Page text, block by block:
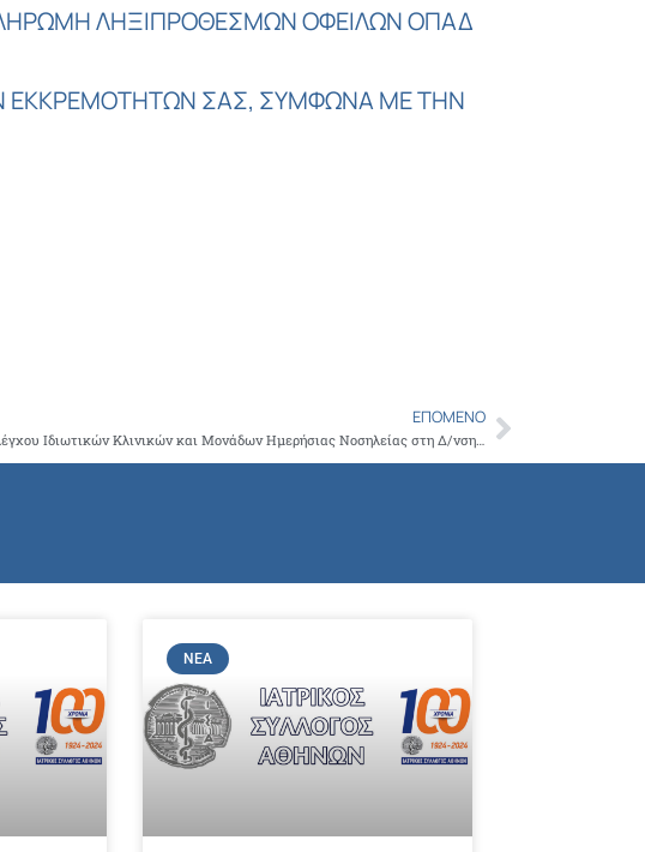
ΛΗΞΙΠΡΟΘΕΣΜΩΝ ΟΦΕΙΛΩΝ ΟΠΑΔ
ΕΚΚΡΕΜΟΤΗΤΩΝ ΣΑΣ, ΣΥΜΦΩΝΑ ΜΕ ΤΗΝ
ΕΠΌΜΕΝΟ
Συγκρότηση επιτροπής ελέγχου Ιδιωτικών Κλινικών και Μονάδων Ημερήσιας Νοσηλείας στη Δ/νση Δημόσιας Υγείας της Περιφέρειας ΑττικήςNext
ΝΈΑ